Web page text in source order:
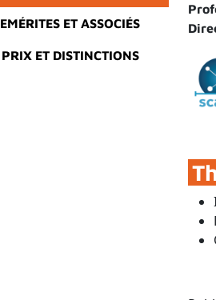
EMÉRITES ET ASSOCIÉS
PRIX ET DISTINCTIONS